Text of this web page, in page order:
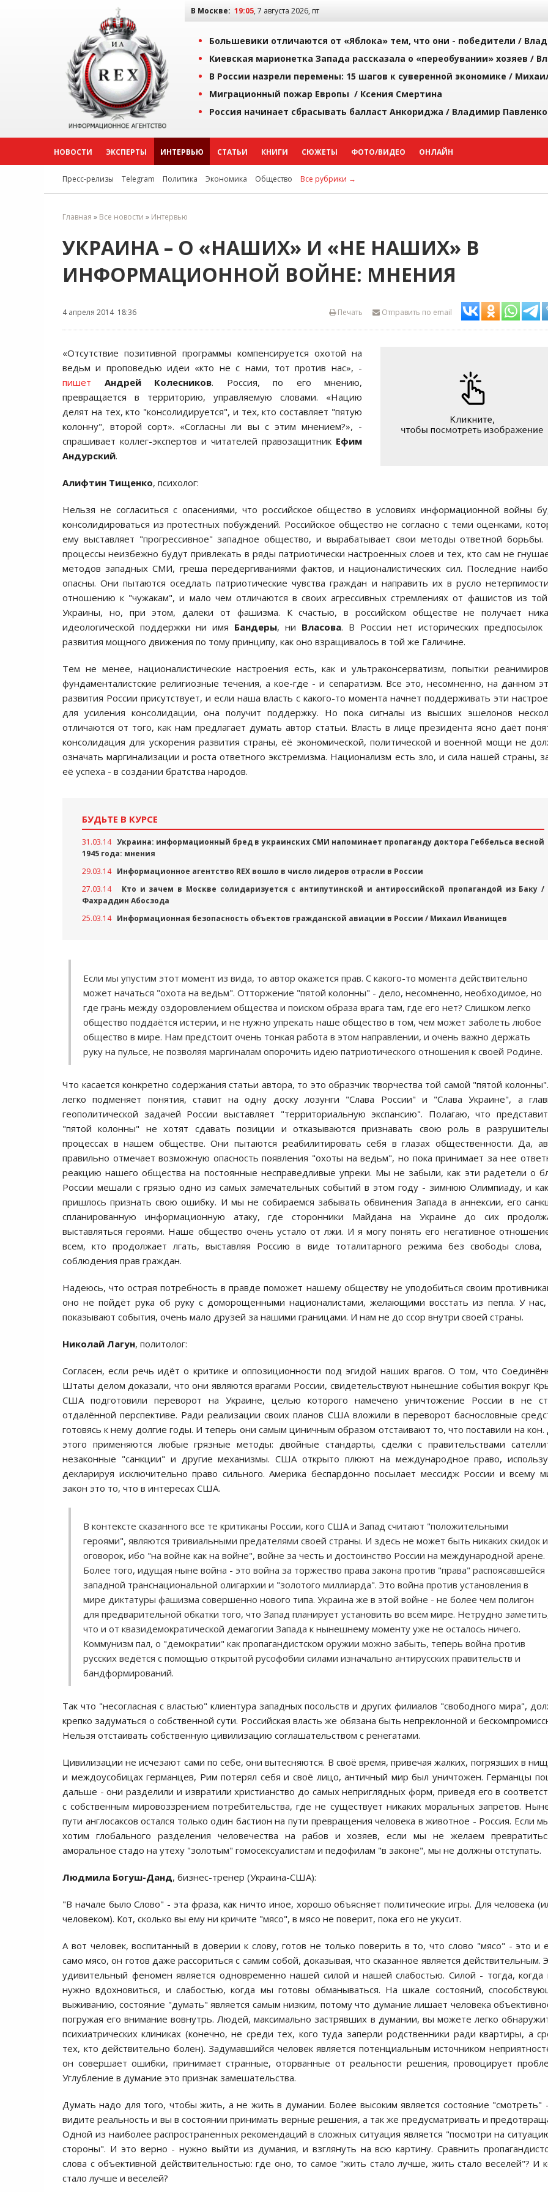
В Москве: 19:05, 7 августа 2026, пт
Большевики отличаются от «Яблока» тем, что они - победители /
Киевская марионетка Запада рассказала о «переобувании» хозяев /
В России назрели перемены: 15 шагов к суверенной экономике /
Миграционный пожар Европы / Ксения Смертина
Россия начинает сбрасывать балласт Анкориджа / Владимир Павленко
НОВОСТИ ЭКСПЕРТЫ ИНТЕРВЬЮ СТАТЬИ КНИГИ СЮЖЕТЫ ФОТО/ВИДЕО ОНЛАЙН
Пресс-релизы Telegram Политика Экономика Общество Все рубрики →
Главная » Все новости » Интервью
УКРАИНА – О «НАШИХ» И «НЕ НАШИХ» В
ИНФОРМАЦИОННОЙ ВОЙНЕ: МНЕНИЯ
4 апреля 2014 18:36 Отправить по email
Печать
«Отсутствие позитивной программы компенсируется охотой на
ведьм и проповедью идеи «кто не с нами, тот против нас», -
пишет
Андрей Колесников. Россия, по его мнению,
превращается в территорию, управляемую словами. «Нацию
делят на тех, кто "консолидируется", и тех, кто составляет "пятую
колонну", второй сорт». «Согласны ли вы с этим мнением?», -
спрашивает коллег-экспертов и читателей правозащитник Ефим
Андурский.
Алифтин Тищенко, психолог:
Нельзя не согласиться с опасениями, что российское общество в условиях информационной войны
консолидироваться из протестных побуждений. Российское общество не согласно с теми оценками,
ему выставляет "прогрессивное" западное общество, и вырабатывает свои методы ответной борьбы.
процессы неизбежно будут привлекать в ряды патриотически настроенных слоев и тех, кто сам не
методов западных СМИ, греша передергиваниями фактов, и националистических сил. Последние
опасны. Они пытаются оседлать патриотические чувства граждан и направить их в русло
отношению к "чужакам", и мало чем отличаются в своих агрессивных стремлениях от фашистов из
Украины, но, при этом, далеки от фашизма. К счастью, в российском обществе не получает
идеологической поддержки ни имя Бандеры, ни Власова. В России нет исторических предпосылок
развития мощного движения по тому принципу, как оно взращивалось в той же Галичине.
Тем не менее, националистические настроения есть, как и ультраконсерватизм, попытки
фундаменталистские религиозные течения, а кое-где - и сепаратизм. Все это, несомненно, на данном
развития России присутствует, и если наша власть с какого-то момента начнет поддерживать эти
для усиления консолидации, она получит поддержку. Но пока сигналы из высших эшелонов
отличаются от того, как нам предлагает думать автор статьи. Власть в лице президента ясно даёт
консолидация для ускорения развития страны, её экономической, политической и военной мощи не
означать маргинализации и роста ответного экстремизма. Национализм есть зло, и сила нашей страны,
её успеха - в создании братства народов.
БУДЬТЕ В КУРСЕ
31.03.14 Украина: информационный бред в украинских СМИ напоминает пропаганду доктора Геббельса весной
1945 года: мнения
29.03.14 Информационное агентство REX вошло в число лидеров отрасли в России
27.03.14
Кто и зачем в Москве солидаризуется с антипутинской и антироссийской пропагандой из Баку /
Фахраддин Абосзода
25.03.14 Информационная безопасность объектов гражданской авиации в России / Михаил Иванищев
Если мы упустим этот момент из вида, то автор окажется прав. С какого-то момента действительно
может начаться "охота на ведьм". Отторжение "пятой колонны" - дело, несомненно, необходимое, но
где грань между оздоровлением общества и поиском образа врага там, где его нет? Слишком легко
общество поддаётся истерии, и не нужно упрекать наше общество в том, чем может заболеть любое
общество в мире. Нам предстоит очень тонкая работа в этом направлении, и очень важно держать
руку на пульсе, не позволяя маргиналам опорочить идею патриотического отношения к своей Родине.
Что касается конкретно содержания статьи автора, то это образчик творчества той самой "пятой
легко подменяет понятия, ставит на одну доску лозунги "Слава России" и "Слава Украине", а
геополитической задачей России выставляет "территориальную экспансию". Полагаю, что
"пятой колонны" не хотят сдавать позиции и отказываются признавать свою роль в
процессах в нашем обществе. Они пытаются реабилитировать себя в глазах общественности. Да,
правильно отмечает возможную опасность появления "охоты на ведьм", но пока принимает за нее
реакцию нашего общества на постоянные несправедливые упреки. Мы не забыли, как эти радетели о
России мешали с грязью одно из самых замечательных событий в этом году - зимнюю Олимпиаду, и
пришлось признать свою ошибку. И мы не собираемся забывать обвинения Запада в аннексии, его
спланированную информационную атаку, где сторонники Майдана на Украине до сих
выставляться героями. Наше общество очень устало от лжи. И я могу понять его негативное
всем, кто продолжает лгать, выставляя Россию в виде тоталитарного режима без свободы слова,
соблюдения прав граждан.
Надеюсь, что острая потребность в правде поможет нашему обществу не уподобиться своим
оно не пойдёт рука об руку с доморощенными националистами, желающими восстать из пепла. У нас,
показывают события, очень мало друзей за нашими границами. И нам не до ссор внутри своей страны.
Николай Лагун, политолог:
Согласен, если речь идёт о критике и оппозиционности под эгидой наших врагов. О том, что
Штаты делом доказали, что они являются врагами России, свидетельствуют нынешние события вокруг
США подготовили переворот на Украине, целью которого намечено уничтожение России в не
отдалённой перспективе. Ради реализации своих планов США вложили в переворот баснословные
готовясь к нему долгие годы. И теперь они самым циничным образом отстаивают то, что поставили на кон.
этого применяются любые грязные методы: двойные стандарты, сделки с правительствами
незаконные "санкции" и другие механизмы. США открыто плюют на международное право,
декларируя исключительно право сильного. Америка беспардонно посылает мессидж России и всему
закон это то, что в интересах США.
В контексте сказанного все те критиканы России, кого США и Запад считают "положительными
героями", являются тривиальными предателями своей страны. И здесь не может быть никаких скидок и
оговорок, ибо "на войне как на войне", войне за честь и достоинство России на международной арене.
Более того, идущая ныне война - это война за торжество права закона против "права" распоясавшейся
западной транснациональной олигархии и "золотого миллиарда". Это война против установления в
мире диктатуры фашизма совершенно нового типа. Украина же в этой войне - не более чем полигон
для предварительной обкатки того, что Запад планирует установить во всём мире. Нетрудно
что и от квазидемократической демагогии Запада к нынешнему моменту уже не осталось ничего.
Коммунизм пал, о "демократии" как пропагандистском оружии можно забыть, теперь война против
русских ведётся с помощью открытой русофобии силами изначально антирусских правительств и
бандформирований.
Так что "несогласная с властью" клиентура западных посольств и других филиалов "свободного мира",
крепко задуматься о собственной сути. Российская власть же обязана быть непреклонной и
Нельзя отстаивать собственную цивилизацию соглашательством с ренегатами.
Цивилизации не исчезают сами по себе, они вытесняются. В своё время, привечая жалких, погрязших в
и междоусобицах германцев, Рим потерял себя и своё лицо, античный мир был уничтожен. Германцы
дальше - они разделили и извратили христианство до самых неприглядных форм, приведя его в
с собственным мировоззрением потребительства, где не существует никаких моральных запретов.
пути англосаксов остался только один бастион на пути превращения человека в животное - Россия. Если
хотим глобального разделения человечества на рабов и хозяев, если мы не желаем
аморальное стадо на утеху "золотым" гомосексуалистам и педофилам "в законе", мы не должны отступать.
Людмила Богуш-Данд, бизнес-тренер (Украина-США):
"В начале было Слово" - эта фраза, как ничто иное, хорошо объясняет политические игры. Для человека
человеком). Кот, сколько вы ему ни кричите "мясо", в мясо не поверит, пока его не укусит.
А вот человек, воспитанный в доверии к слову, готов не только поверить в то, что слово "мясо" - это и
само мясо, он готов даже рассориться с самим собой, доказывая, что сказанное является действительным.
удивительный феномен является одновременно нашей силой и нашей слабостью. Силой - тогда, когда
нужно вдохновиться, и слабостью, когда мы готовы обманываться. На шкале состояний,
выживанию, состояние "думать" является самым низким, потому что думание лишает человека
погружая его внимание вовнутрь. Людей, максимально застрявших в думании, вы можете легко
психиатрических клиниках (конечно, не среди тех, кого туда заперли родственники ради квартиры, а
тех, кто действительно болен). Задумавшийся человек является потенциальным источником
он совершает ошибки, принимает странные, оторванные от реальности решения, провоцирует
Углубление в думание это признак замешательства.
Думать надо для того, чтобы жить, а не жить в думании. Более высоким является состояние "смотреть"
видите реальность и вы в состоянии принимать верные решения, а так же предусматривать и
Одной из наиболее распространенных рекомендаций в сложных ситуация является "посмотри на
стороны". И это верно - нужно выйти из думания, и взглянуть на всю картину. Сравнить
слова с объективной действительностью: где оно, то самое "жить стало лучше, жить стало веселей"? И
стало лучше и веселей?